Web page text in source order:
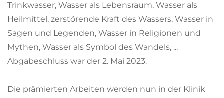
Trinkwasser, Wasser als Lebensraum, Wasser als
Heilmittel, zerstörende Kraft des Wassers, Wasser in
Sagen und Legenden, Wasser in Religionen und
Mythen, Wasser als Symbol des Wandels, ...
Abgabeschluss war der 2. Mai 2023.
Die prämierten Arbeiten werden nun in der Klinik